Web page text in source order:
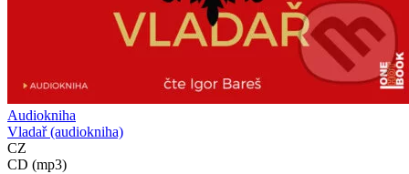
Audiokniha
Vladař (audiokniha)
CZ
CD (mp3)